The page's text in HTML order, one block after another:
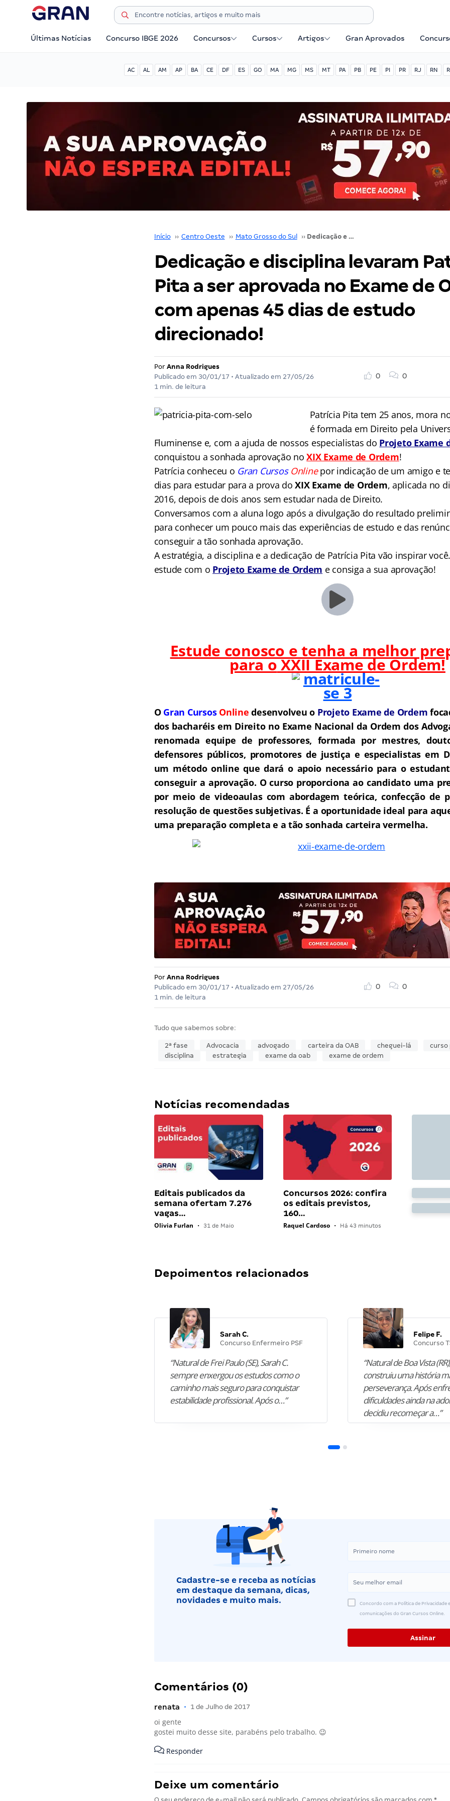
Últimas Notícias Concurso IBGE 2026 Concursos Cursos Artigos Gran Aprovados
AC AL AM AP BA CE DF ES GO MA MG MS MT PA PB PE PI PR RJ RN
Início ›› Centro Oeste ›› Mato Grosso do Sul ›› Dedicação e disciplina levaram Patrícia Pita a ser aprovada no Exame de Ordem com apenas 45 dias de estudo direcionado!
Dedicação e disciplina levaram
Pita a ser aprovada no Exame de
com apenas 45 dias de estudo
direcionado!
Por Anna Rodrigues
Publicado em 30/01/17 • Atualizado em 27/05/26
1 min. de leitura
0 0
Patrícia Pita tem 25 anos, mora
é formada em Direito pela
Fluminense e, com a ajuda de nossos especialistas do Projeto Exame
conquistou a sonhada aprovação noXIX Exame de Ordem!
Patrícia conheceu o Gran Cursos Onlinepor indicação de um amigo e
dias para estudar para a prova doXIX Exame de Ordem, aplicada no
2016, depois de dois anos sem estudar nada de Direito.
Conversamos com a aluna logo após a divulgação do resultado
para conhecer um pouco mais das experiências de estudo e das
conseguir a tão sonhada aprovação.
A estratégia, a disciplina e a dedicação de Patrícia Pita vão inspirar
estude com o Projeto Exame de Ordem e consiga a sua aprovação!
Estude conosco e tenha a melhor
para oXXII Exame de Ordem!
O Gran Cursos Online desenvolveu o Projeto Exame de Ordem fo
dos bacharéis em Direito no Exame Nacional da Ordem dos
renomada equipe de professores, formada por mestres,
defensores públicos, promotores de justiça e especialistas em
um método online que dará o apoio necessário para o
conseguir a aprovação. O curso proporciona ao candidato uma
por meio de videoaulas com abordagem teórica, confecção de
resolução de questões subjetivas. É a oportunidade ideal para
uma preparação completa e a tão sonhada carteira vermelha.
Por Anna Rodrigues
Publicado em 30/01/17 • Atualizado em 27/05/26
1 min. de leitura
0 0
Tudo que sabemos sobre:
2ª fase Advocacia advogado carteira da OAB cheguei-lá
curso
disciplina
estrategia exame da oab exame de ordem
Notícias recomendadas
Editais publicados da
semana ofertam 7.276
vagas…
Olivia Furlan • 31 de Maio
Concursos 2026: confira
os editais previstos,
160…
Raquel Cardoso • Há 43 minutos
Depoimentos relacionados
Sarah C.
Concurso Enfermeiro PSF
“Natural de Frei Paulo (SE), Sarah C.
sempre enxergou os estudos como o
caminho mais seguro para conquistar
estabilidade profissional. Após o…”
Felipe F.
Concurso
“Natural de Boa Vista
construiu uma história
perseverança. Após
dificuldades ainda na
decidiu recomeçar a…”
Cadastre-se e receba as notícias
em destaque da semana, dicas,
novidades e muito mais.
Concordo com a Política de Privacidade
comunicações do Gran Cursos Online.
Comentários (0)
renata • 1 de Julho de 2017
oi gente
gostei muito desse site, parabéns pelo trabalho. 😉
Responder
Deixe um comentário